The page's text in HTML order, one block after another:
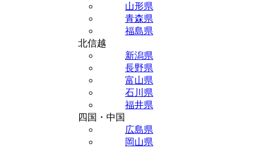
山形県
青森県
福島県
北信越
新潟県
長野県
富山県
石川県
福井県
四国・中国
広島県
岡山県